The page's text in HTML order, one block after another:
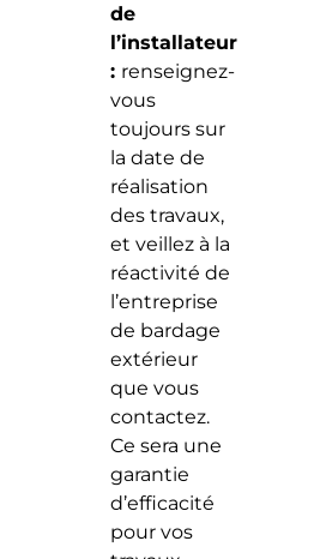
de
l’installateur
: renseignez-
vous
toujours sur
la date de
réalisation
des travaux,
et veillez à la
réactivité de
l’entreprise
de bardage
extérieur
que vous
contactez.
Ce sera une
garantie
d’efficacité
pour vos